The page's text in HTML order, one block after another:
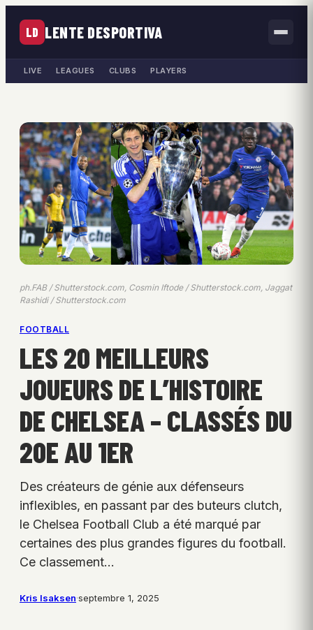
LD LENTE DESPORTIVA
LIVE LEAGUES CLUBS PLAYERS
ph.FAB / Shutterstock.com, Cosmin Iftode / Shutterstock.com, Jaggat
Rashidi / Shutterstock.com
FOOTBALL
LES 20 MEILLEURS
JOUEURS DE L’HISTOIRE
DE CHELSEA – CLASSÉS DU
20E AU 1ER
Des créateurs de génie aux défenseurs
inflexibles, en passant par des buteurs clutch,
le Chelsea Football Club a été marqué par
certaines des plus grandes figures du football.
Ce classement…
Kris Isaksen·septembre 1, 2025